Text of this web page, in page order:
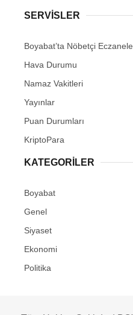
SERVISLER
Boyabat’ta Nöbetçi
Hava Durumu
Namaz Vakitleri
Yayınlar
Puan Durumları
KriptoPara
KATEGORILER
Boyabat
Genel
Siyaset
Ekonomi
Politika